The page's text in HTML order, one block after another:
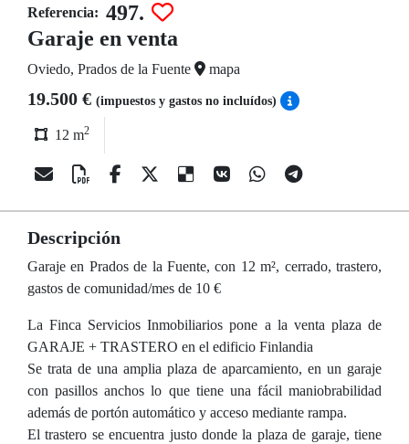
Referencia: 497.
Garaje en venta
Oviedo, Prados de la Fuente mapa
19.500 € (impuestos y gastos no incluídos)
12 m2
Descripción
Garaje en Prados de la Fuente, con 12 m², cerrado, trastero,
gastos de comunidad/mes de 10 €
La Finca Servicios Inmobiliarios pone a la venta plaza de
GARAJE + TRASTERO en el edificio Finlandia
Se trata de una amplia plaza de aparcamiento, en un garaje
con pasillos anchos lo que tiene una fácil maniobrabilidad
además de portón automático y acceso mediante rampa.
El trastero se encuentra justo donde la plaza de garaje, tiene